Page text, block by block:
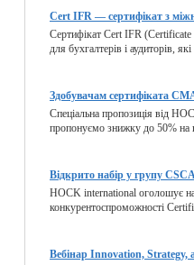
Cert IFR — сертифікат з
Сертифікат Cert IFR
для бухгалтерів і аудиторів,
Здобувачам сертифіката
Спеціальна пропозиція від
пропонуємо знижку до 50% на
Відкрито набір у групу
HOCK international оголошує
конкурентоспроможності
Вебінар Innovation,